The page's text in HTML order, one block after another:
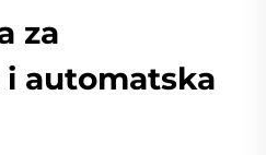
za
automatska